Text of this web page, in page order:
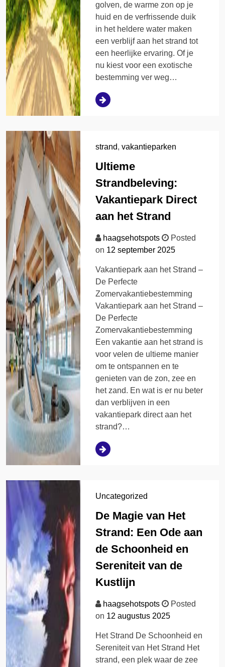
golven, de warme zon op je
huid en de verfrissende duik
in het heldere water maken
een verblijf aan het strand tot
een heerlijke ervaring. Of je
nu kiest voor een exotische
bestemming ver weg…
strand,vakantieparken
Ultieme
Strandbeleving:
Vakantiepark Direct
aan het Strand
haagsehotspots
Posted
on 12 september 2025
Vakantiepark aan het Strand –
De Perfecte
Zomervakantiebestemming
Vakantiepark aan het Strand –
De Perfecte
Zomervakantiebestemming
Een vakantie aan het strand is
voor velen de ultieme manier
om te ontspannen en te
genieten van de zon, zee en
het zand. En wat is er nu beter
dan verblijven in een
vakantiepark direct aan het
strand?…
Uncategorized
De Magie van Het
Strand: Een Ode aan
de Schoonheid en
Sereniteit van de
Kustlijn
haagsehotspots
Posted
on 12 augustus 2025
Het Strand De Schoonheid en
Sereniteit van Het Strand Het
strand, een plek waar de zee